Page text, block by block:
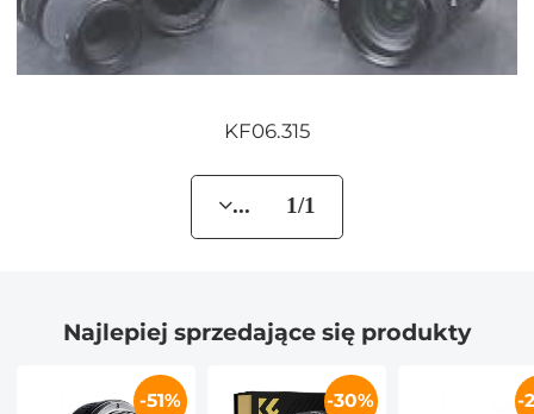
KF06.315
... 1/1
Najlepiej sprzedające się produkty
-51% -30% -